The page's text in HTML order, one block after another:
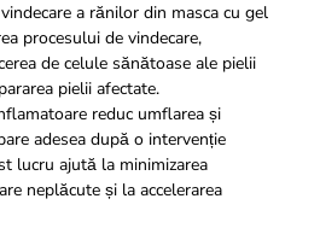
a rănilor din masca cu gel
procesului de vindecare,
de celule sănătoase ale pielii
pielii afectate.
reduc umflarea și
adesea după o intervenție
lucru ajută la minimizarea
neplăcute și la accelerarea